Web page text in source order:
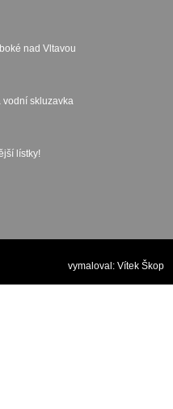
nad Vltavou
vodní skluzavka
lístky!
vymaloval: Vítek Škop